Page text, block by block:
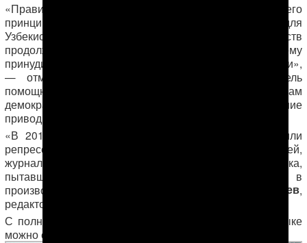
«Правительство США заслуживает уважения за его
принципиальный и обоснованный рейтинг для
Узбекистана и Туркменистана. Власти обоих государств
продолжают использовать масштабную систему
принудительного труда в хлопковом секторе экономики»,
— отметил
, бывший заместитель
помощника госсекретаря в Бюро по вопросам
демократии, прав человека и труда. Его заявление
приводится
«В 2016 и 2017 годах власти Туркменистана усилили
репрессии в отношении независимых наблюдателей,
журналистов и активистов за права человека,
пытавшихся задокументировать случаи нарушения в
производстве хлопка», — отметил
Руслан Мятиев,
редактор «Альтернативных новостей Туркменистана».
С полной версией отчета Госдепа на английском языке
можно ознакомиться